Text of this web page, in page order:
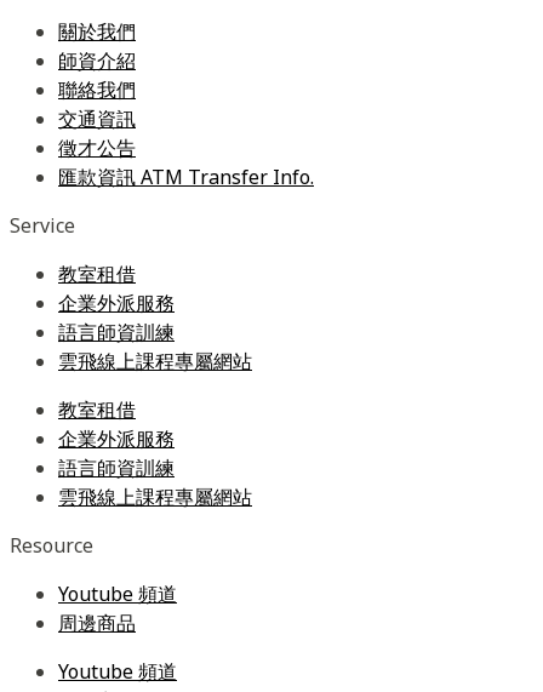
關於我們
師資介紹
聯絡我們
交通資訊
徵才公告
匯款資訊 ATM Transfer Info.
Service
教室租借
企業外派服務
語言師資訓練
雲飛線上課程專屬網站
教室租借
企業外派服務
語言師資訓練
雲飛線上課程專屬網站
Resource
Youtube 頻道
周邊商品
Youtube 頻道